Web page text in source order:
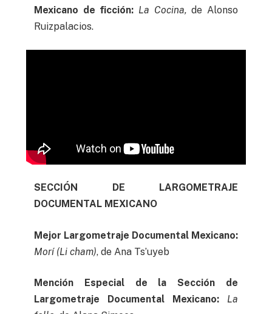
Mexicano de ficción: La Cocina, de Alonso
Ruizpalacios.
SECCIÓN DE LARGOMETRAJE
DOCUMENTAL MEXICANO
Mejor Largometraje Documental Mexicano:
Morí (Li cham), de Ana Ts’uyeb
Mención Especial de la Sección de
Largometraje Documental Mexicano:
La